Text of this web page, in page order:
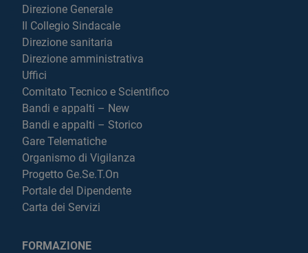
Direzione Generale
Il Collegio Sindacale
Direzione sanitaria
Direzione amministrativa
Uffici
Comitato Tecnico e Scientifico
Bandi e appalti – New
Bandi e appalti – Storico
Gare Telematiche
Organismo di Vigilanza
Progetto Ge.Se.T.On
Portale del Dipendente
Carta dei Servizi
FORMAZIONE